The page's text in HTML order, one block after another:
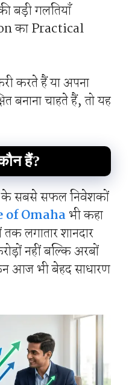
बड़ी गलतियाँ
का Practical
करते हैं या अपना
बनाना चाहते हैं, तो यह
हैं?
सबसे सफल निवेशकों
of Omahaभी कहा
लगातार शानदार
नहीं बल्कि अरबों
आज भी बेहद साधारण